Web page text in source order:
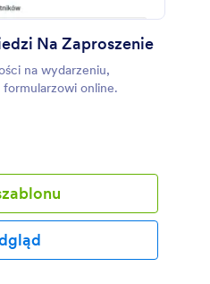
Na Zaproszenie
na wydarzeniu,
online.